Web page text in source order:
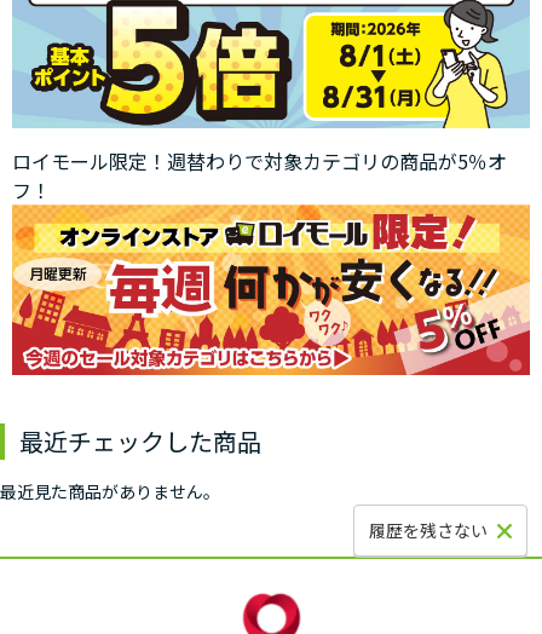
ロイモール限定！週替わりで対象カテゴリの商品が5％オ
フ！
最近チェックした商品
最近見た商品がありません。
履歴を残さない